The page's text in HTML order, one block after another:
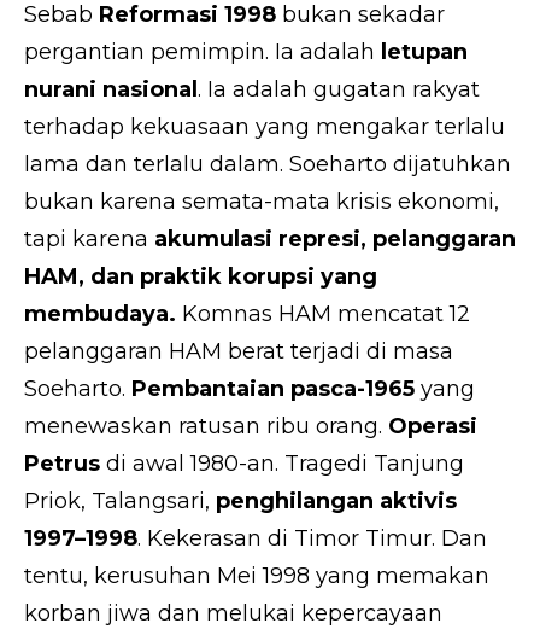
Sebab Reformasi 1998 bukan sekadar
pergantian pemimpin. Ia adalah letupan
nurani nasional . Ia adalah gugatan rakyat
terhadap kekuasaan yang mengakar terlalu
lama dan terlalu dalam. Soeharto dijatuhkan
bukan karena semata-mata krisis ekonomi,
tapi karena akumulasi represi, pelanggaran
HAM, dan praktik korupsi yang
membudaya. Komnas HAM mencatat 12
pelanggaran HAM berat terjadi di masa
Soeharto. Pembantaian pasca-1965 yang
menewaskan ratusan ribu orang. Operasi
Petrus di awal 1980-an. Tragedi Tanjung
Priok, Talangsari, penghilangan aktivis
1997–1998. Kekerasan di Timor Timur. Dan
tentu, kerusuhan Mei 1998 yang memakan
korban jiwa dan melukai kepercayaan